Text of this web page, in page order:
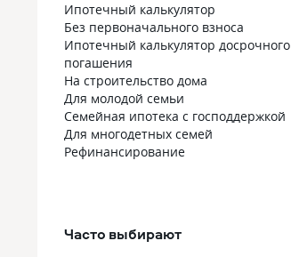
Ипотечный калькулятор
Без первоначального взноса
Ипотечный калькулятор досрочного
погашения
На строительство дома
Для молодой семьи
Семейная ипотека с господдержкой
Для многодетных семей
Рефинансирование
Часто выбирают